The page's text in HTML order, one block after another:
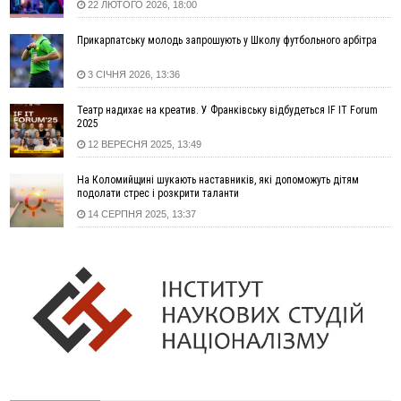
13:13
У четвер на Прикарпатті очікується сильна спека до 39°
13:00
На Снятинщині спіймали чоловіка, який зливав з цистерни
у полі невідому речовину
12:29
У МОЗ змінили підхід до госпіталізації та оновили правила
роботи стаціонарів
12:07
На межі Прикарпаття і Тернопільщини невідомі засипали
русло Золотої Липи та облаштували переправу
рекорди
11:17
Росія вдарила по Харкову "Бандероллю": є постраждалі,
пошкоджено цивільне підприємство
На Каскаді замість веж планують зробити сквер з
дитмайданчиком
09:31
На Верховинщині під час пожежі будинку травмувалась
жінка
22 ЛЮТОГО 2026, 18:00
Прикарпатську молодь запрошують у Школу футбольного арбітра
3 СІЧНЯ 2026, 13:36
Театр надихає на креатив. У Франківську відбудеться IF IT Forum
2025
12 ВЕРЕСНЯ 2025, 13:49
На Коломийщині шукають наставників, які допоможуть дітям
подолати стрес і розкрити таланти
14 СЕРПНЯ 2025, 13:37